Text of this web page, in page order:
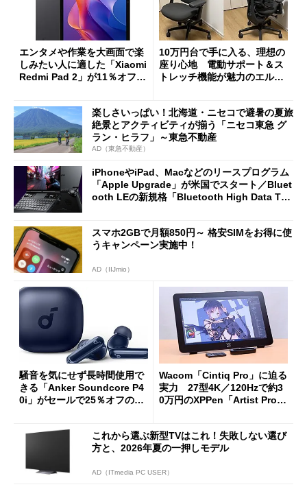
エンタメや作業を大画面で楽
しみたい人に適した「Xiaomi
Redmi Pad 2」が11％オフの
10万円台で手に入る、理想の
座り心地 電動サポート＆ス
トレッチ機能が魅力のエルゴ
楽しさいっぱい！北海道・ニセコで避暑の夏旅
絶景とアクティビティが揃う「ニセコ東急 グ
ラン・ヒラフ」～東急不動産
AD（東急不動産）
iPhoneやiPad、Macなどのリースプログラム
「Apple Upgrade」が米国でスタート／Bluet
ooth LEの新規格「Bluetooth High Data Thr
スマホ2GBで月額850円～ 格安SIMをお得に使
うキャンペーン実施中！
AD（IIJmio）
騒音を気にせず長時間使用で
きる「Anker Soundcore P4
0i」がセールで25％オフの59
Wacom「Cintiq Pro」に迫る
実力 27型4K／120Hzで約3
0万円のXPPen「Artist Pro 2
これから選ぶ新型TVはこれ！失敗しない選び
方と、2026年夏の一押しモデル
AD（ITmedia PC USER）